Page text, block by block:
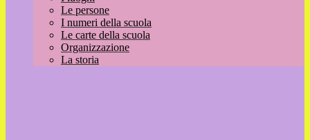
Le persone
I numeri della scuola
Le carte della scuola
Organizzazione
La storia